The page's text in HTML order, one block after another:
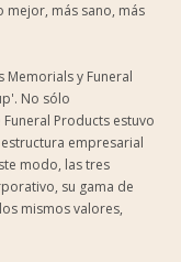
mejor, más sano, más
y Funeral
No sólo
Products estuvo
empresarial
modo, las tres
su gama de
mismos valores,